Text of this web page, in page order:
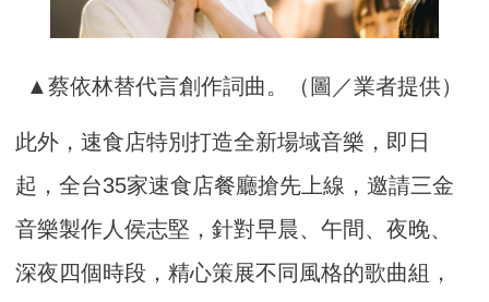
▲蔡依林替代言創作詞曲。（圖／業者提供）
此外，速食店特別打造全新場域音樂，即日
起，全台35家速食店餐廳搶先上線，邀請三金
音樂製作人侯志堅，針對早晨、午間、夜晚、
深夜四個時段，精心策展不同風格的歌曲組，